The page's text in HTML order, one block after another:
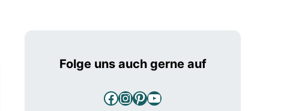
Folge uns auch gerne auf
Facebook
Instagram
Pinterest
YouTube